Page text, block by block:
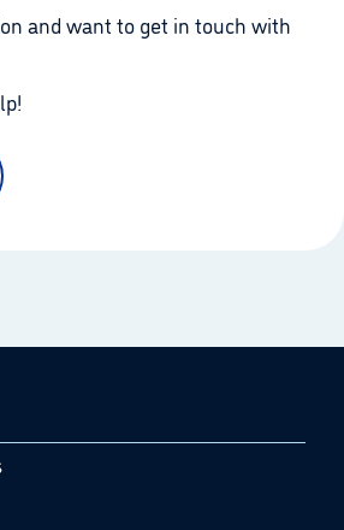
and want to get in touch with